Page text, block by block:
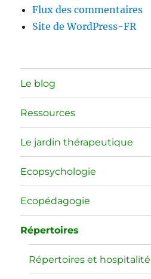
Flux des commentaires
Site de WordPress-FR
Le blog
Ressources
Le jardin thérapeutique
Ecopsychologie
Ecopédagogie
Répertoires
Répertoires et hospitalité